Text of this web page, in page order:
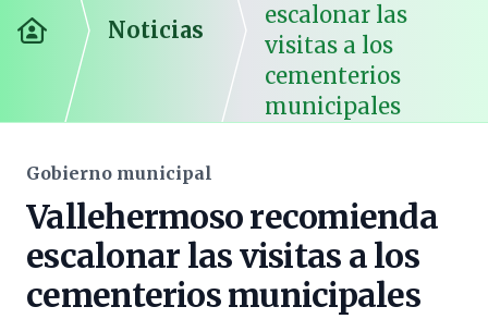
Inicio Noticias
escalonar las
visitas a los
cementerios
municipales
Gobierno municipal
Vallehermoso recomienda
escalonar las visitas a los
cementerios municipales